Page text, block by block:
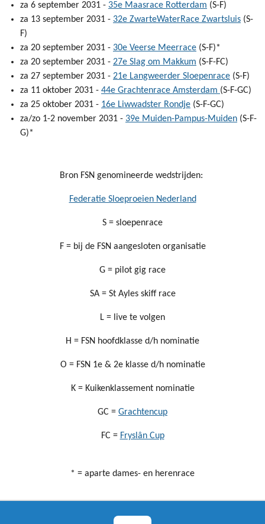
za 6 september 2031 - 35e Maasrace Rotterdam (S-F)
za 13 september 2031 - 32e ZwarteWaterRace Zwartsluis (S-
F)
za 20 september 2031 - 30e Veerse Meerrace (S-F)*
za 20 september 2031 - 27e Slag om Makkum (S-F-FC)
za 27 september 2031 - 21e Langweerder Sloepenrace (S-F)
za 11 oktober 2031 - 44e Grachtenrace Amsterdam (S-F-GC)
za 25 oktober 2031 - 16e Liwwadster Rondje (S-F-GC)
za/zo 1-2 november 2031 - 39e Muiden-Pampus-Muiden (S-F-
G)*
Bron FSN genomineerde wedstrijden:
Federatie Sloeproeien Nederland
S = sloepenrace
F = bij de FSN aangesloten organisatie
G = pilot gig race
SA = St Ayles skiff race
L = live te volgen
H = FSN hoofdklasse d/h nominatie
O = FSN 1e & 2e klasse d/h nominatie
K = Kuikenklassement nominatie
GC = Grachtencup
FC = Fryslân Cup
* = aparte dames- en herenrace